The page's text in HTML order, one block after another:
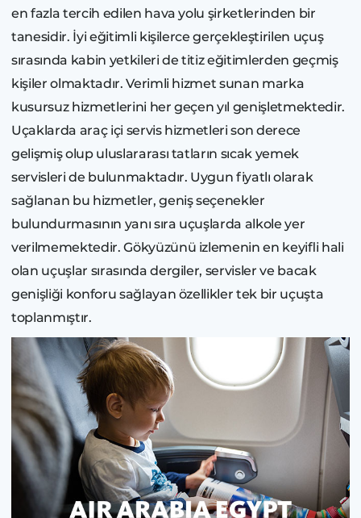
en fazla tercih edilen hava yolu şirketlerinden bir
tanesidir. İyi eğitimli kişilerce gerçekleştirilen uçuş
sırasında kabin yetkileri de titiz eğitimlerden geçmiş
kişiler olmaktadır. Verimli hizmet sunan marka
kusursuz hizmetlerini her geçen yıl genişletmektedir.
Uçaklarda araç içi servis hizmetleri son derece
gelişmiş olup uluslararası tatların sıcak yemek
servisleri de bulunmaktadır. Uygun fiyatlı olarak
sağlanan bu hizmetler, geniş seçenekler
bulundurmasının yanı sıra uçuşlarda alkole yer
verilmemektedir. Gökyüzünü izlemenin en keyifli hali
olan uçuşlar sırasında dergiler, servisler ve bacak
genişliği konforu sağlayan özellikler tek bir uçuşta
toplanmıştır.